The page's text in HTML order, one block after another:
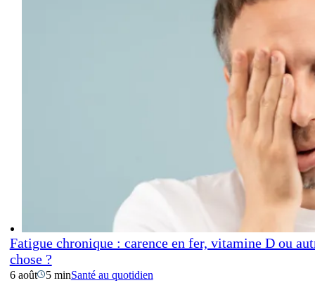
Fatigue chronique : carence en fer, vitamine D ou
chose ?
6 août 5 minSanté au quotidien